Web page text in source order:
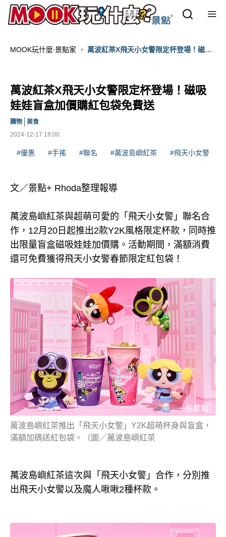
MOOK玩什麼‧景點家
萬波紅茶X飛天小女警限定杯登場！磁吸
萬波紅茶X飛天小女警限定杯登場！磁吸
娃娃盲盒加價購紅包袋免費送
2024-12-17 18:00
購物 美食
#優惠 #手搖 #聯名 #萬波島嶼紅茶 #飛天小女警
文／景點+ Rhoda整理報導
萬波島嶼紅茶與超萌可愛的「飛天小女警」聯名合
作，12月20日起推出2款Y2K風格限定杯款，同時推
出限量盲盒磁吸娃娃加價購。活動期間，滿額消費
還可免費獲得飛天小女警春節限定紅包袋！
萬波島嶼紅茶推出「飛天小女警」Y2K超萌杯身與盲盒，
滿額加碼送紅包袋。（圖／萬波島嶼紅茶
萬波島嶼紅茶這次與「飛天小女警」合作，分別推
出飛天小女警以及魔人啾啾2種杯款。